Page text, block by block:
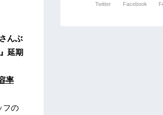
んぶ
延期
率
フの
Twitter Facebook